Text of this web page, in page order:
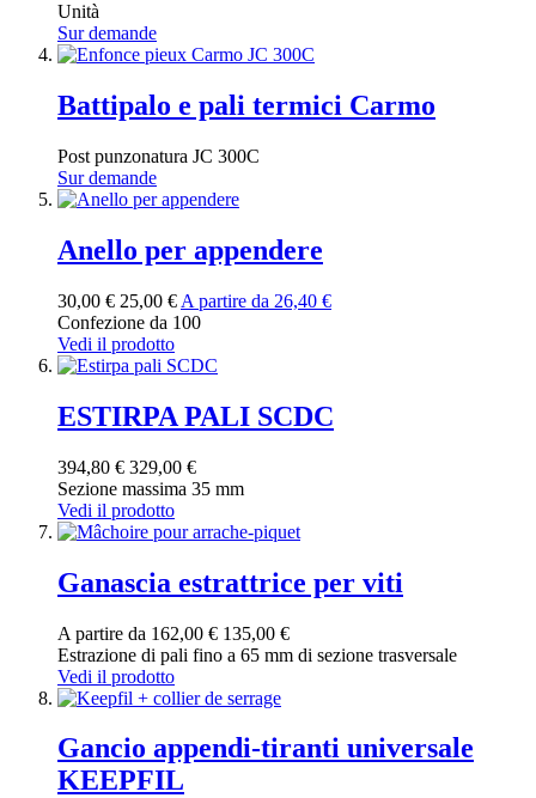
Unità
Sur demande
Battipalo e pali termici Carmo
Post punzonatura JC 300C
Sur demande
Anello per appendere
30,00 € 25,00 € A partire da 26,40 €
Confezione da 100
Vedi il prodotto
ESTIRPA PALI SCDC
394,80 € 329,00 €
Sezione massima 35 mm
Vedi il prodotto
Ganascia estrattrice per viti
A partire da 162,00 € 135,00 €
Estrazione di pali fino a 65 mm di sezione trasversale
Vedi il prodotto
Gancio appendi-tiranti universale
KEEPFIL